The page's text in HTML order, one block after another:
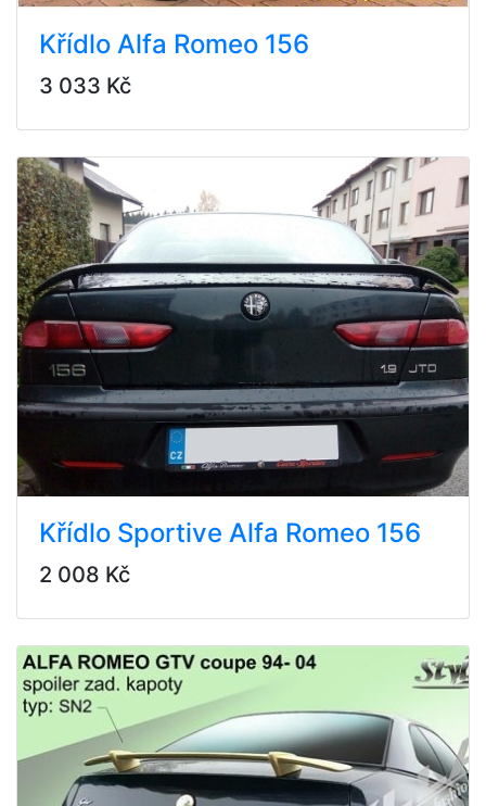
Křídlo Alfa Romeo 156
3 033 Kč
Křídlo Sportive Alfa Romeo 156
2 008 Kč